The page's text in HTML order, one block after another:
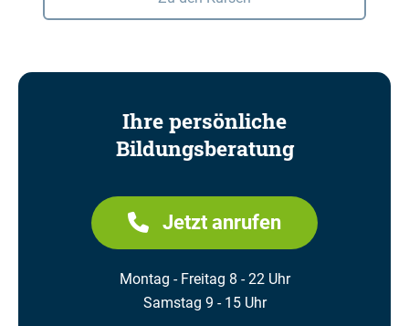
Ihre persönliche
Bildungsberatung
Jetzt anrufen
Montag - Freitag 8 - 22 Uhr
Samstag 9 - 15 Uhr